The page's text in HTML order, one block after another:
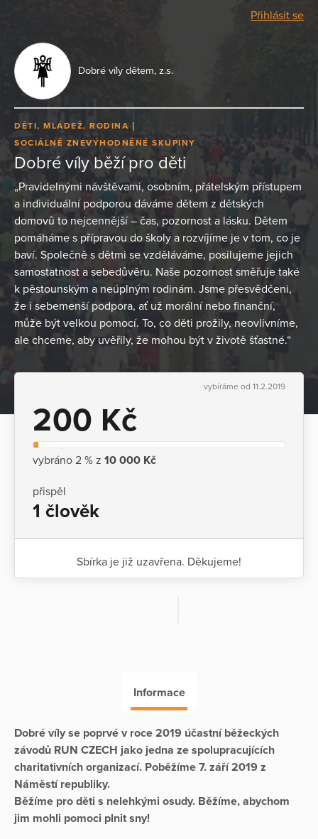
Přihlásit se
Dobré víly dětem, z.s.
DĚTI, MLÁDEŽ, RODINA
SOCIÁLNĚ ZNEVÝHODNĚNÉ SKUPINY
Dobré víly běží pro děti
„Pravidelnými návštěvami, osobním, přátelským přístupem
a individuální podporou dáváme dětem z dětských
domovů to nejcennější – čas, pozornost a lásku. Dětem
pomáháme s přípravou do školy a rozvíjíme je v tom, co je
baví. Společně s dětmi se vzděláváme, posilujeme jejich
samostatnost a sebedůvěru. Naše pozornost směřuje také
k pěstounským a neúplným rodinám. Jsme přesvědčeni,
že i sebemenší podpora, ať už morální nebo finanční,
může být velkou pomocí. To, co děti prožily, neovlivníme,
ale chceme, aby uvěřily, že mohou být v životě šťastné.“
vybíráme od 11.2.2019
200 Kč
vybráno 2 % z 10 000 Kč
přispěl
1 člověk
Sbírka je již uzavřena. Děkujeme!
Informace
Dobré víly se poprvé v roce 2019 účastní běžeckých
závodů RUN CZECH jako jedna ze spolupracujících
charitativních organizací. Poběžíme 7. září 2019 z
Náměstí republiky.
Běžíme pro děti s nelehkými osudy. Běžíme, abychom
jim mohli pomoci plnit sny!